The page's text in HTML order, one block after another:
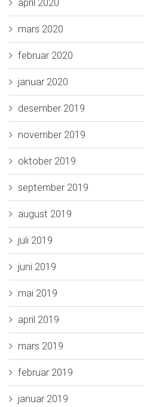
april 2020
mars 2020
februar 2020
januar 2020
desember 2019
november 2019
oktober 2019
september 2019
august 2019
juli 2019
juni 2019
mai 2019
april 2019
mars 2019
februar 2019
januar 2019